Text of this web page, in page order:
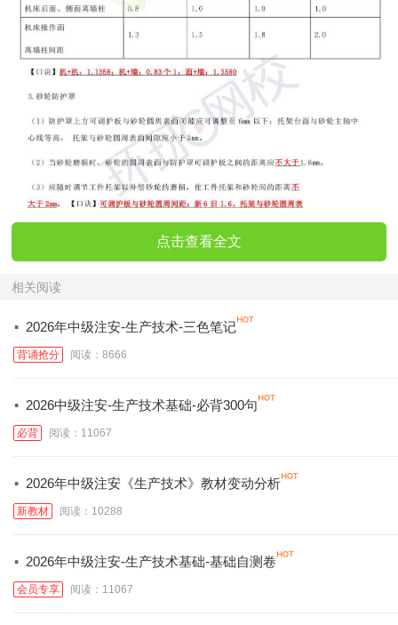
点击查看全文
相关阅读
· 2026年中级注安-生产技术-三色笔记
背诵抢分 阅读：8666
· 2026中级注安-生产技术基础-必背300句
必背 阅读：11067
· 2026年中级注安《生产技术》教材变动分析
新教材 阅读：10288
· 2026年中级注安-生产技术基础-基础自测卷
会员专享 阅读：11067